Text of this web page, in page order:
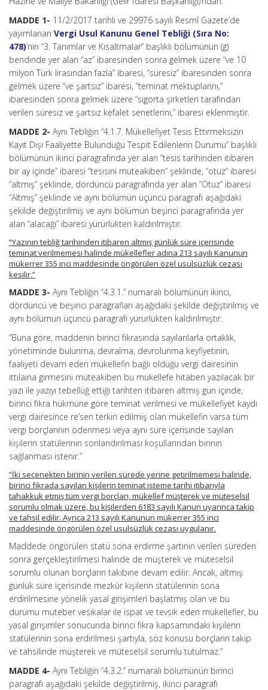
MADDE 1- 11/2/2017 tarihli ve 29976 sayılı Resmî Gazete’de
yayımlanan Vergi Usul Kanunu Genel Tebliği (Sıra No:
478)’nin “3. Tanımlar ve Kısaltmalar” başlıklı bölümünün (g)
bendinde yer alan “az” ibaresinden sonra gelmek üzere “ve 10
milyon Türk lirasından fazla” ibaresi, “süresiz” ibaresinden sonra
gelmek üzere “ve şartsız” ibaresi, “teminat mektuplarını,”
ibaresinden sonra gelmek üzere “sigorta şirketleri tarafından
verilen süresiz ve şartsız kefalet senetlerini,” ibaresi eklenmiştir.
MADDE 2- Aynı Tebliğin “4.1.7. Mükellefiyet Tesis Ettirmeksizin
Kayıt Dışı Faaliyette Bulunduğu Tespit Edilenlerin Durumu” başlıklı
bölümünün ikinci paragrafında yer alan “tesis tarihinden itibaren
bir ay içinde” ibaresi “tesisini müteakiben” şeklinde, “otuz” ibaresi
“altmış” şeklinde, dördüncü paragrafında yer alan “Otuz” ibaresi
“Altmış” şeklinde ve aynı bölümün üçüncü paragrafı aşağıdaki
şekilde değiştirilmiş ve aynı bölümün beşinci paragrafında yer
alan “alacağı” ibaresi yürürlükten kaldırılmıştır.
“Yazının tebliğ tarihinden itibaren altmış günlük süre içerisinde
teminat verilmemesi halinde mükellefler adına 213 sayılı Kanunun
mükerrer 355 inci maddesinde öngörülen özel usulsüzlük cezası
kesilir.”
MADDE 3- Aynı Tebliğin “4.3.1.” numaralı bölümünün ikinci,
dördüncü ve beşinci paragrafları aşağıdaki şekilde değiştirilmiş ve
aynı bölümün üçüncü paragrafı yürürlükten kaldırılmıştır.
“Buna göre, maddenin birinci fıkrasında sayılanlarla ortaklık,
yönetiminde bulunma, devralma, devrolunma keyfiyetinin,
faaliyeti devam eden mükellefin bağlı olduğu vergi dairesinin
ıttılaına girmesini müteakiben bu mükellefe hitaben yazılacak bir
yazı ile yazıyı tebellüğ ettiği tarihten itibaren altmış gün içinde,
birinci fıkra hükmüne göre teminat verilmesi ve mükellefiyet kaydı
vergi dairesince re’sen terkin edilmiş olan mükellefin varsa tüm
vergi borçlarının ödenmesi veya aynı süre içerisinde sayılan
kişilerin statülerinin sonlandırılması koşullarından birinin
sağlanması istenir.”
“İki seçenekten birinin verilen sürede yerine getirilmemesi halinde,
birinci fıkrada sayılan kişilerin teminat isteme tarihi itibarıyla
tahakkuk etmiş tüm vergi borçları, mükellef müşterek ve müteselsil
sorumlu olmak üzere, bu kişilerden 6183 sayılı Kanun uyarınca takip
ve tahsil edilir. Ayrıca 213 sayılı Kanunun mükerrer 355 inci
maddesinde öngörülen özel usulsüzlük cezası uygulanır.
Maddede öngörülen statü sona erdirme şartının verilen süreden
sonra gerçekleştirilmesi halinde de müşterek ve müteselsil
sorumlu olunan borçların takibine devam edilir. Ancak, altmış
günlük süre içerisinde mezkûr kişilerin statülerinin sona
erdirilmesine yönelik yasal girişimleri başlatmış olan ve bu
durumu muteber vesikalar ile ispat ve tevsik eden mükellefler, bu
yasal girişimler sonucunda birinci fıkra kapsamındaki kişilerin
statülerinin sona erdirilmesi şartıyla, söz konusu borçların takip
ve tahsilinde müşterek ve müteselsil sorumlu tutulmaz.”
MADDE 4- Aynı Tebliğin “4.3.2.” numaralı bölümünün birinci
paragrafı aşağıdaki şekilde değiştirilmiş, ikinci paragrafı